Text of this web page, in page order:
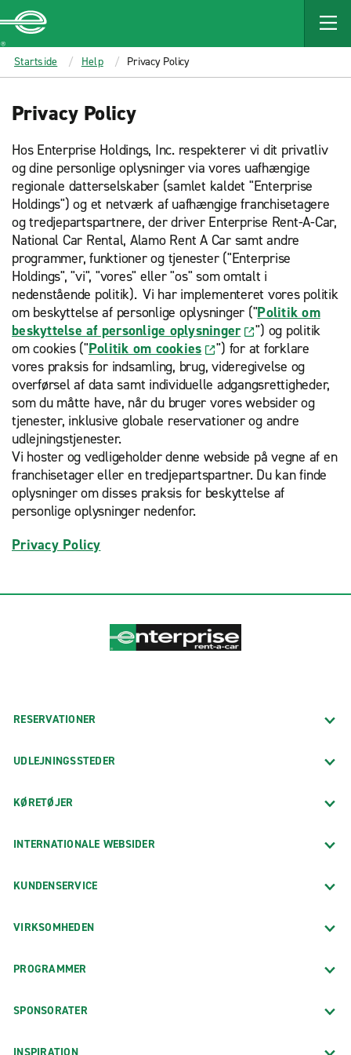
MAIN
CONTENT
Enterprise
Startside Help Privacy Policy
Privacy Policy
Hos Enterprise Holdings, Inc. respekterer vi dit privatliv
og dine personlige oplysninger via vores uafhængige
regionale datterselskaber (samlet kaldet "Enterprise
Holdings") og et netværk af uafhængige franchisetagere
og tredjepartspartnere, der driver Enterprise Rent-A-Car,
National Car Rental, Alamo Rent A Car samt andre
programmer, funktioner og tjenester ("Enterprise
Holdings", "vi", "vores" eller "os" som omtalt i
nedenstående politik). Vi har implementeret vores politik
om beskyttelse af personlige oplysninger ("Politik om
beskyttelse af personlige oplysninger
") og politik
om cookies ("Politik om cookies
") for at forklare
vores praksis for indsamling, brug, videregivelse og
overførsel af data samt individuelle adgangsrettigheder,
som du måtte have, når du bruger vores websider og
tjenester, inklusive globale reservationer og andre
udlejningstjenester.
Vi hoster og vedligeholder denne webside på vegne af en
franchisetager eller en tredjepartspartner. Du kan finde
oplysninger om disses praksis for beskyttelse af
personlige oplysninger nedenfor.
Privacy Policy
RESERVATIONER
UDLEJNINGSSTEDER
KØRETØJER
INTERNATIONALE WEBSIDER
KUNDENSERVICE
VIRKSOMHEDEN
PROGRAMMER
SPONSORATER
INSPIRATION